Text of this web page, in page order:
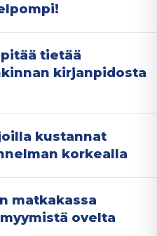
tietää
kirjanpidosta
kustannat
korkealla
matkakassa
ovelta